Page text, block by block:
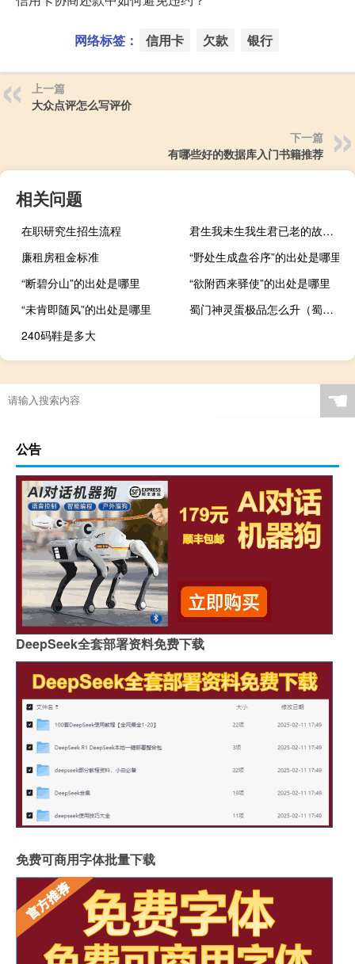
网络标签： 信用卡 欠款 银行
上一篇
大众点评怎么写评价
下一篇
有哪些好的数据库入门书籍推荐
相关问题
在职研究生招生流程
君生我未生我生君已老的故事（君生我未生我生君已老）
廉租房租金标准
“野处生成盘谷序”的出处是哪里
“断碧分山”的出处是哪里
“欲附西来驿使”的出处是哪里
“未肯即随风”的出处是哪里
蜀门神灵蛋极品怎么升（蜀门神灵蛋）
240码鞋是多大
☚
公告
DeepSeek全套部署资料免费下载
免费可商用字体批量下载